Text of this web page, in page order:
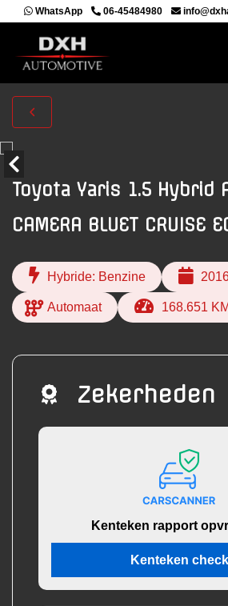
WhatsApp 06-45484980
Toyota Yaris 1.5 Hybrid
CAMERA BLUET CRUISE
Hybride: Benzine
Automaat 168.651 KM
Zekerheden
Kenteken rapport
Kenteken check